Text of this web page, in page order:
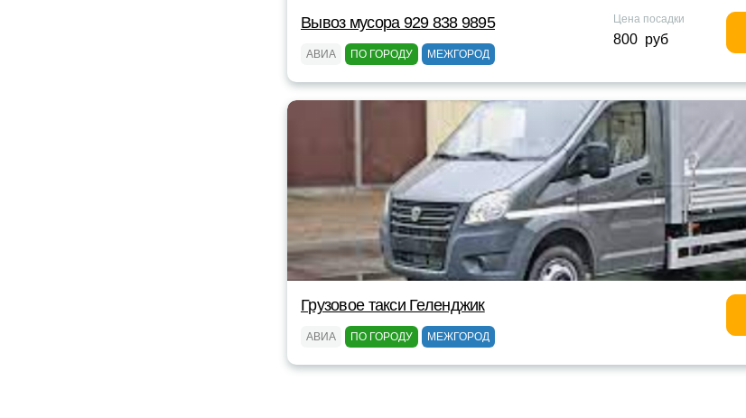
Вывоз мусора 929 838 9895
АВИА ПО ГОРОДУ МЕЖГОРОД
Цена посадки
800 руб
Грузовое такси Геленджик
АВИА ПО ГОРОДУ МЕЖГОРОД